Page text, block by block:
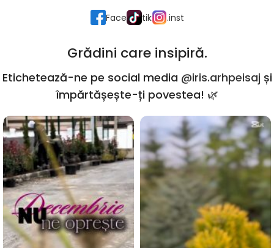
Face tik .inst
Grădini care insipiră.
Etichetează-ne pe social media @iris.arhpeisaj și
împărtășește-ți povestea! 🌿